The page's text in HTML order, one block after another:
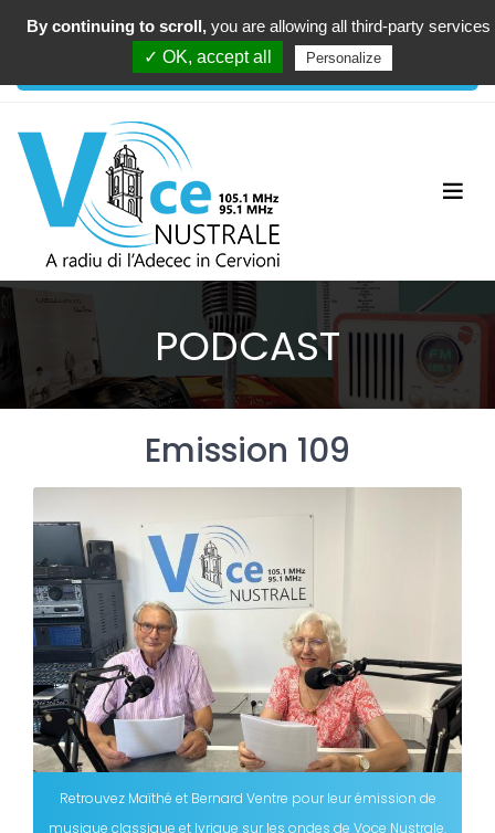
00:00
PODCAST
Emission 109
Retrouvez Maïthé et Bernard Ventre pour leur émission de
musique classique et lyrique sur les ondes de Voce Nustrale.
By continuing to scroll, you are allowing all third-party services
✓ OK, accept all
Personalize